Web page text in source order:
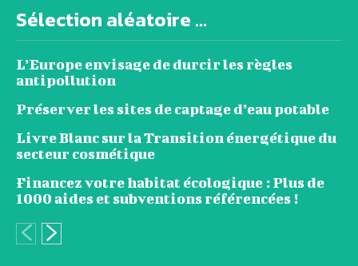
Sélection aléatoire ...
L’Europe envisage de durcir les règles
antipollution
Préserver les sites de captage d’eau potable
Livre Blanc sur la Transition énergétique du
secteur cosmétique
Financez votre habitat écologique : Plus de
1000 aides et subventions référencées !